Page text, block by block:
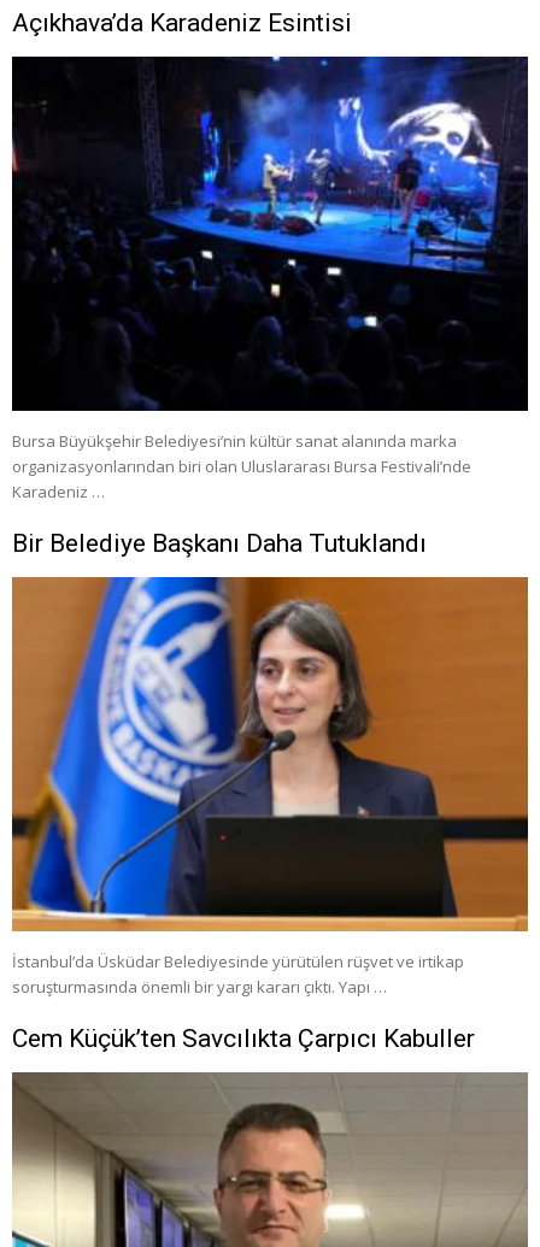
Açıkhava’da Karadeniz Esintisi
Bursa Büyükşehir Belediyesi’nin kültür sanat alanında marka
organizasyonlarından biri olan Uluslararası Bursa Festivali’nde
Karadeniz …
Bir Belediye Başkanı Daha Tutuklandı
İstanbul’da Üsküdar Belediyesinde yürütülen rüşvet ve irtikap
soruşturmasında önemli bir yargı kararı çıktı. Yapı …
Cem Küçük’ten Savcılıkta Çarpıcı Kabuller